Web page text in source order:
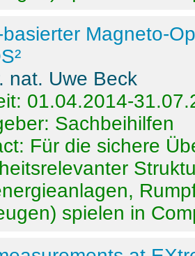
basierter Magneto-
nat. Uwe Beck
01.04.2014-
Sachbeihilfen
Für die sichere
spielen in